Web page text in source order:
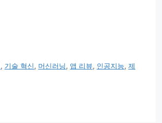
, 기술 혁신, 머신러닝, 앱 리뷰, 인공지능,제